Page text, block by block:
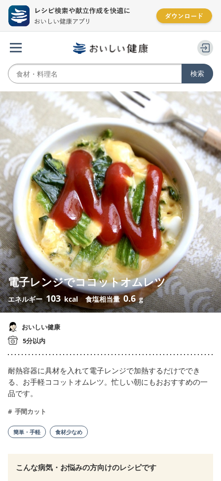
電子レンジでココットオムレツ
エネルギー 103 kcal 食塩相当量 0.6 g
おいしい健康
5分以内
耐熱容器に具材を入れて電子レンジで加熱するだけででき
る、お手軽ココットオムレツ。忙しい朝にもおおすすめの一
品です。
手間カット
簡単・手軽 食材少なめ
こんな病気・お悩みの方向けのレシピです